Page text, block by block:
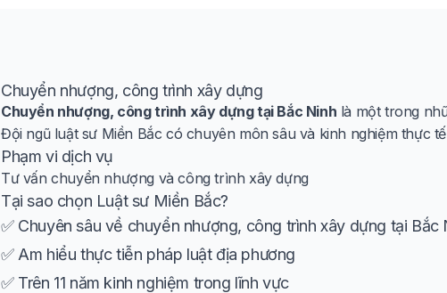
Chuyển nhượng, công trình xây dựng
Chuyển nhượng, công trình xây dựng tại Bắc Ninh là một trong
Đội ngũ luật sư Miền Bắc có chuyên môn sâu và kinh nghiệm thực
Phạm vi dịch vụ
Tư vấn chuyển nhượng và công trình xây dựng
Tại sao chọn Luật sư Miền Bắc?
✅ Chuyên sâu về chuyển nhượng, công trình xây dựng tại Bắc
✅ Am hiểu thực tiễn pháp luật địa phương
✅ Trên 11 năm kinh nghiệm trong lĩnh vực